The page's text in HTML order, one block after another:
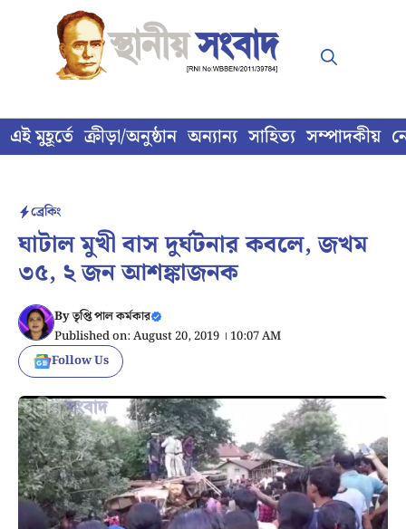
content
এই মুহূর্তে ক্রীড়া/অনুষ্ঠান অন্যান্য সাহিত্য সম্পাদকীয়
ব্রেকিং
ঘাটাল মুখী বাস দুর্ঘটনার কবলে, জখম
৩৫, ২ জন আশঙ্কাজনক
Byতৃপ্তি পাল কর্মকার
Published on: August 20, 2019 । 10:07 AM
Follow Us